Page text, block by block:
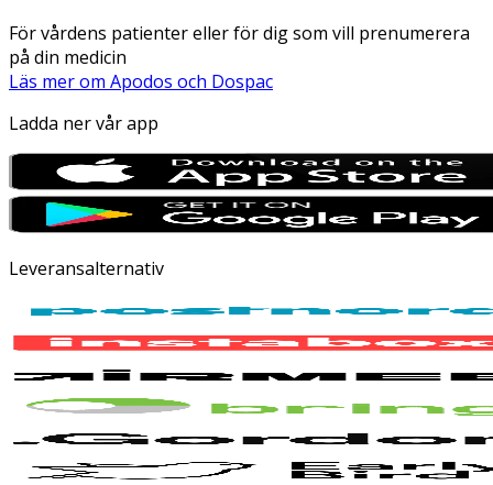
För vårdens patienter eller för dig som vill prenumerera
på din medicin
Läs mer om Apodos och Dospac
Ladda ner vår app
Leveransalternativ